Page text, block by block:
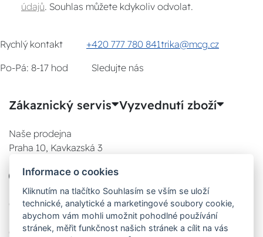
údajů . Souhlas můžete kdykoliv odvolat.
Rychlý kontakt +420 777 780 841trika@mcg.cz
Po-Pá: 8-17 hod
Sledujte nás
Zákaznický servis Vyzvednutí zboží
Naše prodejna
Praha 10, Kavkazská 3
777 780 841
08:00 - 17:00
08:00 - 17:00
Informace o cookies
Kliknutím na tlačítko Souhlasím se vším se uloží
technické, analytické a marketingové soubory cookie,
abychom vám mohli umožnit pohodlné používání
stránek, měřit funkčnost našich stránek a cílit na vás